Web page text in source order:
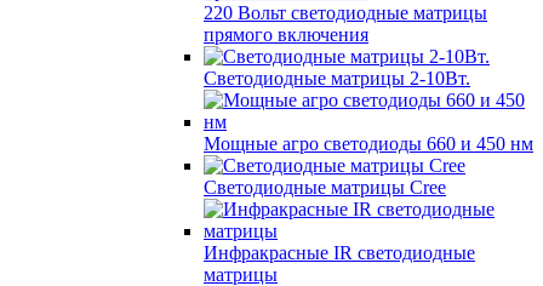
220 Вольт cветодиодные матрицы
прямого включения
Светодиодные матрицы 2-10Вт.
Мощные агро светодиоды 660 и 450 нм
Светодиодные матрицы Cree
Инфракрасные IR светодиодные
матрицы